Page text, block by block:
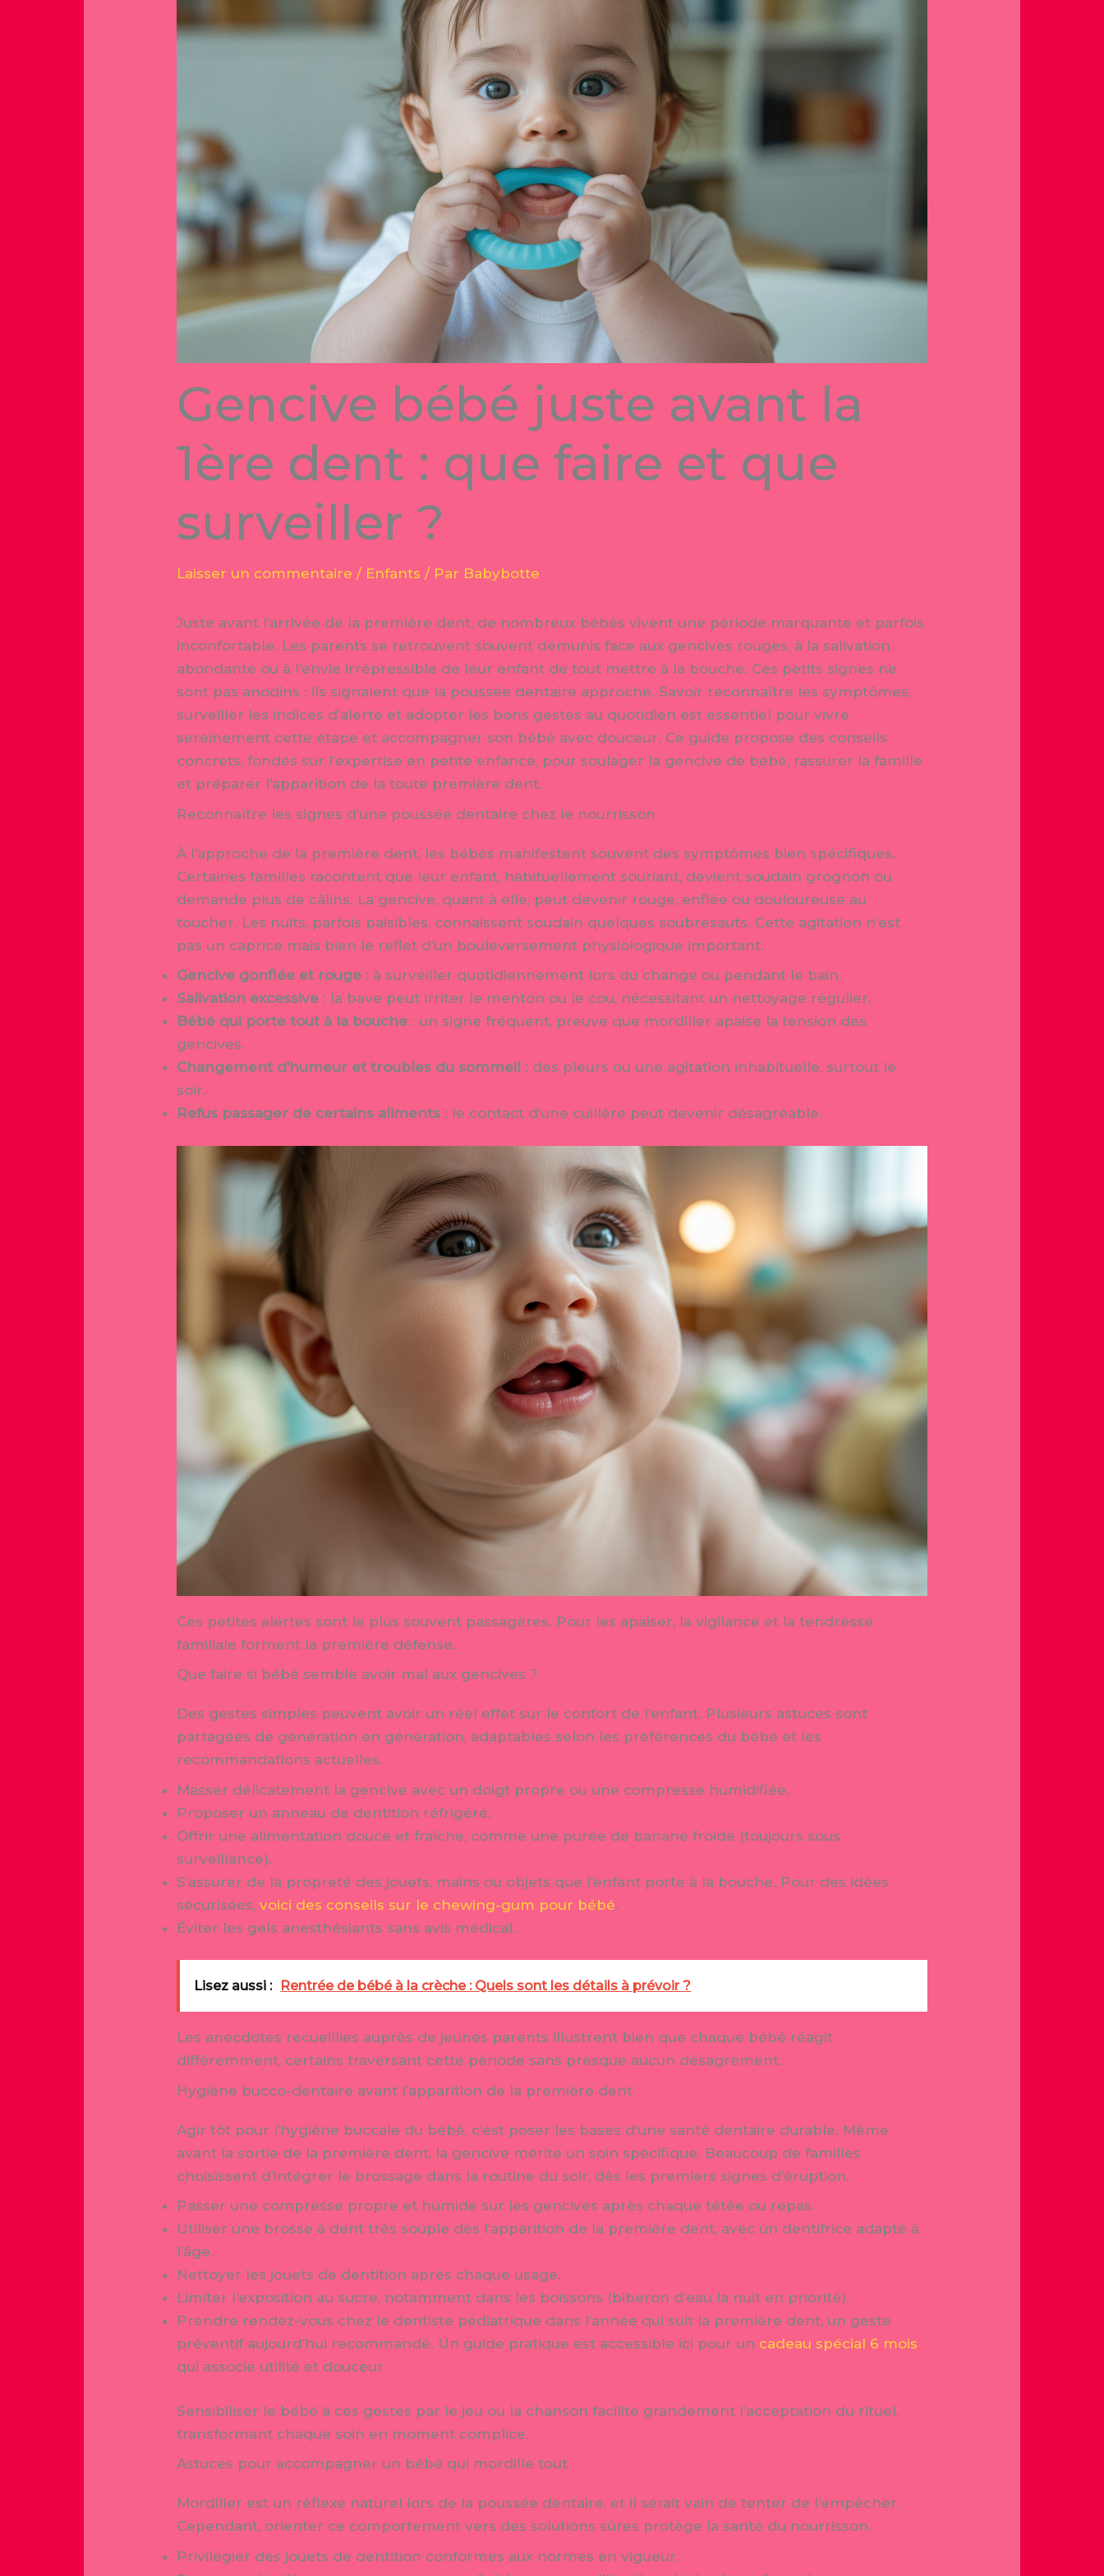
Gencive bébé juste avant la
1ère dent : que faire et que
surveiller ?
Laisser un commentaire / Enfants / Par Babybotte
Juste avant l’arrivée de la première dent, de nombreux bébés vivent une période marquante et parfois
inconfortable. Les parents se retrouvent souvent démunis face aux gencives rouges, à la salivation
abondante ou à l’envie irrépressible de leur enfant de tout mettre à la bouche. Ces petits signes ne
sont pas anodins : ils signalent que la poussée dentaire approche. Savoir reconnaître les symptômes,
surveiller les indices d’alerte et adopter les bons gestes au quotidien est essentiel pour vivre
sereinement cette étape et accompagner son bébé avec douceur. Ce guide propose des conseils
concrets, fondés sur l’expertise en petite enfance, pour soulager la gencive de bébé, rassurer la famille
et préparer l’apparition de la toute première dent.
Reconnaître les signes d’une poussée dentaire chez le nourrisson
À l’approche de la première dent, les bébés manifestent souvent des symptômes bien spécifiques.
Certaines familles racontent que leur enfant, habituellement souriant, devient soudain grognon ou
demande plus de câlins. La gencive, quant à elle, peut devenir rouge, enflée ou douloureuse au
toucher. Les nuits, parfois paisibles, connaissent soudain quelques soubresauts. Cette agitation n’est
pas un caprice mais bien le reflet d’un bouleversement physiologique important.
Gencive gonflée et rouge : à surveiller quotidiennement lors du change ou pendant le bain.
Salivation excessive : la bave peut irriter le menton ou le cou, nécessitant un nettoyage régulier.
Bébé qui porte tout à la bouche : un signe fréquent, preuve que mordiller apaise la tension des
gencives.
Changement d’humeur et troubles du sommeil : des pleurs ou une agitation inhabituelle, surtout le
soir.
Refus passager de certains aliments : le contact d’une cuillère peut devenir désagréable.
Ces petites alertes sont le plus souvent passagères. Pour les apaiser, la vigilance et la tendresse
familiale forment la première défense.
Que faire si bébé semble avoir mal aux gencives ?
Des gestes simples peuvent avoir un réel effet sur le confort de l’enfant. Plusieurs astuces sont
partagées de génération en génération, adaptables selon les préférences du bébé et les
recommandations actuelles.
Masser délicatement la gencive avec un doigt propre ou une compresse humidifiée.
Proposer un anneau de dentition réfrigéré.
Offrir une alimentation douce et fraîche, comme une purée de banane froide (toujours sous
surveillance).
S’assurer de la propreté des jouets, mains ou objets que l’enfant porte à la bouche. Pour des idées
sécurisées,voici des conseils sur le chewing-gum pour bébé.
Éviter les gels anesthésiants sans avis médical.
Lisez aussi : Rentrée de bébé à la crèche : Quels sont les détails à prévoir ?
Les anecdotes recueillies auprès de jeunes parents illustrent bien que chaque bébé réagit
différemment, certains traversant cette période sans presque aucun désagrément.
Hygiène bucco-dentaire avant l’apparition de la première dent
Agir tôt pour l’hygiène buccale du bébé, c’est poser les bases d’une santé dentaire durable. Même
avant la sortie de la première dent, la gencive mérite un soin spécifique. Beaucoup de familles
choisissent d’intégrer le brossage dans la routine du soir, dès les premiers signes d’éruption.
Passer une compresse propre et humide sur les gencives après chaque tétée ou repas.
Utiliser une brosse à dent très souple dès l’apparition de la première dent, avec un dentifrice adapté à
l’âge.
Nettoyer les jouets de dentition après chaque usage.
Limiter l’exposition au sucre, notamment dans les boissons (biberon d’eau la nuit en priorité).
Prendre rendez-vous chez le dentiste pédiatrique dans l’année qui suit la première dent, un geste
préventif aujourd’hui recommandé. Un guide pratique est accessible ici pour un cadeau spécial 6 mois
qui associe utilité et douceur
Sensibiliser le bébé à ces gestes par le jeu ou la chanson facilite grandement l’acceptation du rituel,
transformant chaque soin en moment complice.
Astuces pour accompagner un bébé qui mordille tout
Mordiller est un réflexe naturel lors de la poussée dentaire, et il serait vain de tenter de l’empêcher.
Cependant, orienter ce comportement vers des solutions sûres protège la santé du nourrisson.
Privilégier des jouets de dentition conformes aux normes en vigueur.